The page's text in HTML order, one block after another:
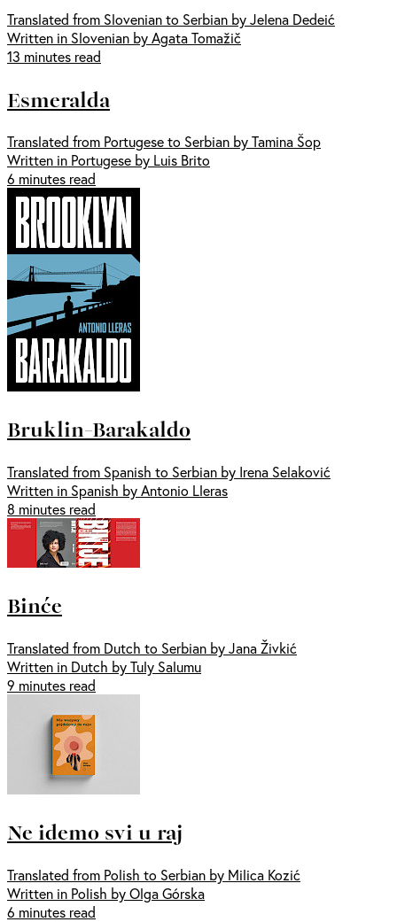
Translated from Slovenian to Serbian by Jelena Dedeić
Written in Slovenian by Agata Tomažič
13 minutes read
Esmeralda
Translated from Portugese to Serbian by Tamina Šop
Written in Portugese by Luis Brito
6 minutes read
Bruklin-Barakaldo
Translated from Spanish to Serbian by Irena Selaković
Written in Spanish by Antonio Lleras
8 minutes read
Binće
Translated from Dutch to Serbian by Jana Živkić
Written in Dutch by Tuly Salumu
9 minutes read
Ne idemo svi u raj
Translated from Polish to Serbian by Milica Kozić
Written in Polish by Olga Górska
6 minutes read